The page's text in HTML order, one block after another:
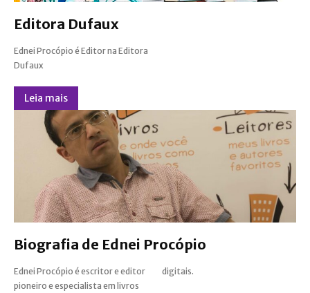
Editora Dufaux
Ednei Procópio é Editor na Editora
Dufaux
Leia mais
Biografia de Ednei Procópio
Ednei Procópio é escritor e editor
pioneiro e especialista em livros
digitais.